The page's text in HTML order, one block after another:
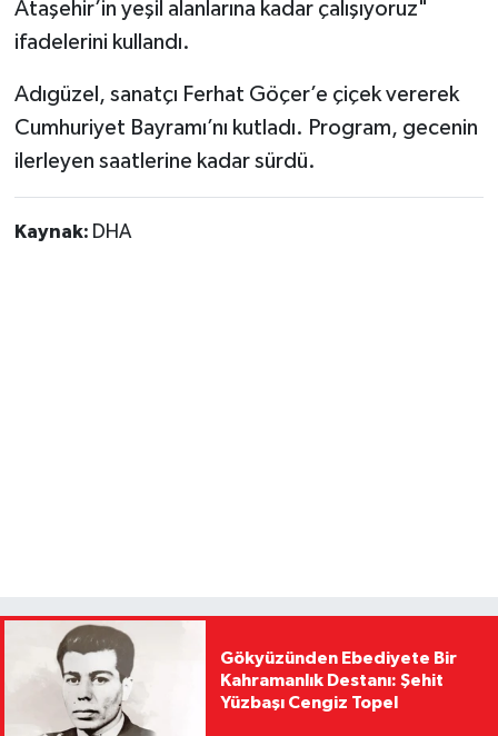
Ataşehir’in yeşil alanlarına kadar çalışıyoruz"
ifadelerini kullandı.
Adıgüzel, sanatçı Ferhat Göçer’e çiçek vererek
Cumhuriyet Bayramı’nı kutladı. Program, gecenin
ilerleyen saatlerine kadar sürdü.
Kaynak: DHA
Gökyüzünden Ebediyete Bir
Kahramanlık Destanı: Şehit
Yüzbaşı Cengiz Topel